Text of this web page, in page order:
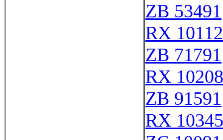
ZB 53491
RX 10112
ZB 71791
RX 10208
ZB 91591
RX 10345